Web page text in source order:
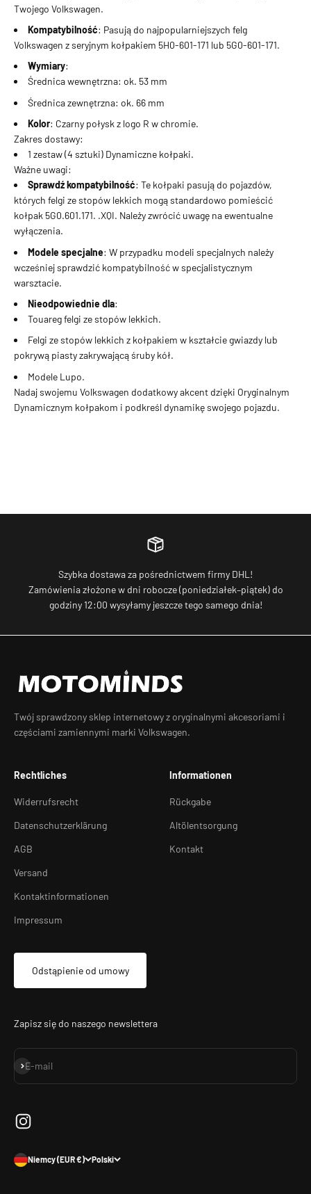
Twojego Volkswagen.
Kompatybilność: Pasują do najpopularniejszych felg
Volkswagen z seryjnym kołpakiem 5H0-601-171 lub 5G0-601-171.
Wymiary:
Średnica wewnętrzna: ok. 53 mm
Średnica zewnętrzna: ok. 66 mm
Kolor: Czarny połysk z logo R w chromie.
Zakres dostawy:
1 zestaw (4 sztuki) Dynamiczne kołpaki.
Ważne uwagi:
Sprawdź kompatybilność: Te kołpaki pasują do pojazdów,
których felgi ze stopów lekkich mogą standardowo pomieścić
kołpak 5G0.601.171. .XQI. Należy zwrócić uwagę na ewentualne
wyłączenia.
Modele specjalne: W przypadku modeli specjalnych należy
wcześniej sprawdzić kompatybilność w specjalistycznym
warsztacie.
Nieodpowiednie dla:
Touareg felgi ze stopów lekkich.
Felgi ze stopów lekkich z kołpakiem w kształcie gwiazdy lub
pokrywą piasty zakrywającą śruby kół.
Modele Lupo.
Nadaj swojemu Volkswagen dodatkowy akcent dzięki Oryginalnym
Dynamicznym kołpakom i podkreśl dynamikę swojego pojazdu.
Szybka dostawa za pośrednictwem firmy DHL!
Zamówienia złożone w dni robocze (poniedziałek–piątek) do
godziny 12:00 wysyłamy jeszcze tego samego dnia!
Twój sprawdzony sklep internetowy z oryginalnymi akcesoriami i
częściami zamiennymi marki Volkswagen.
Rechtliches
Widerrufsrecht
Datenschutzerklärung
AGB
Versand
Kontaktinformationen
Impressum
Odstąpienie od umowy
Informationen
Rückgabe
Altölentsorgung
Kontakt
Zapisz się do naszego newslettera
E-mail
Subskrybuj
Niemcy (EUR €) Polski